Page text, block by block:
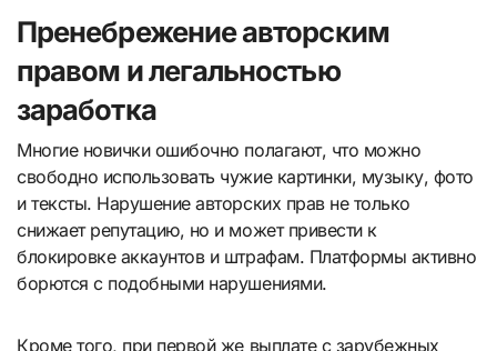
Пренебрежение авторским
правом и легальностью
заработка
Многие новички ошибочно полагают, что можно
свободно использовать чужие картинки, музыку, фото
и тексты. Нарушение авторских прав не только
снижает репутацию, но и может привести к
блокировке аккаунтов и штрафам. Платформы активно
борются с подобными нарушениями.
Кроме того, при первой же выплате с зарубежных